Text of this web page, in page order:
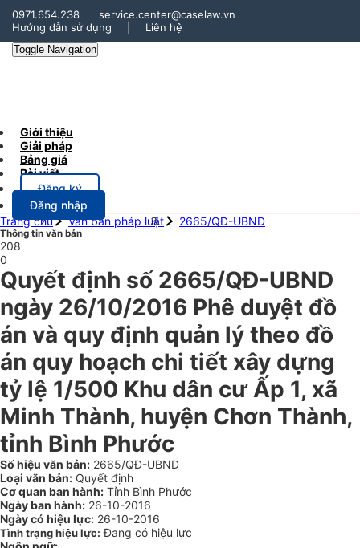
0971.654.238
service.center@caselaw.vn
Hướng dẫn sử dụng
Liên hệ
Toggle Navigation
Giới thiệu
Giải pháp
Bảng giá
Bài viết
Đăng ký
Đăng nhập
Trang chủ
Văn bản pháp luật 2665/QĐ-UBND
Thông tin văn bản
208
0
Quyết định số 2665/QĐ-UBND
ngày 26/10/2016 Phê duyệt đồ
án và quy định quản lý theo đồ
án quy hoạch chi tiết xây dựng
tỷ lệ 1/500 Khu dân cư Ấp 1, xã
Minh Thành, huyện Chơn Thành,
tỉnh Bình Phước
Số hiệu văn bản: 2665/QĐ-UBND
Loại văn bản: Quyết định
Cơ quan ban hành: Tỉnh Bình Phước
Ngày ban hành: 26-10-2016
Ngày có hiệu lực: 26-10-2016
Tình trạng hiệu lực: Đang có hiệu lực